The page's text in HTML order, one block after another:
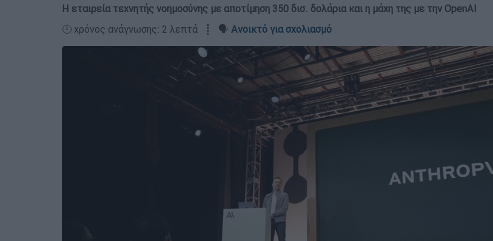
Η εταιρεία τεχνητής νοημοσύνης με αποτίμηση 350 δισ. δολάρια και η μάχη της με την OpenAI
🕛 χρόνος ανάγνωσης: 2 λεπτά ┋ 🗣️ Ανοικτό για σχολιασμό